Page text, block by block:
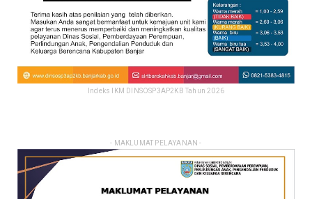
Indeks IKM DINSOSP3AP2KB Tahun 2026
- MAKLUMAT PELAYANAN -